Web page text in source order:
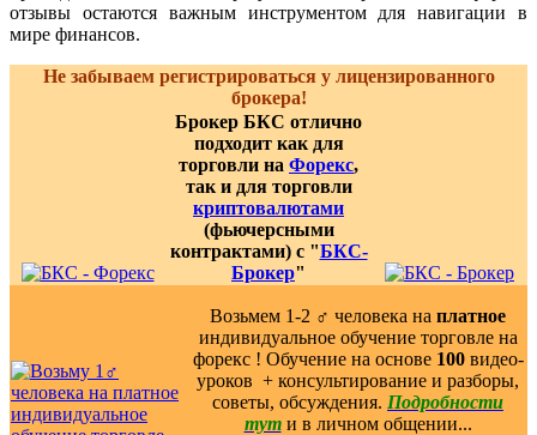
отзывы остаются важным инструментом для навигации в
мире финансов.
Не забываем регистрироваться у лицензированного
брокера!
Брокер БКС отлично
подходит как для
торговли на Форекс,
так и для торговли
криптовалютами
(фьючерсными
контрактами) с "БКС-
Брокер"
Возьмем 1-2 ‍♂️ человека на платное
индивидуальное обучение торговле на
форекс ! Обучение на основе 100видео-
уроков ️ + консультирование и разборы,
советы, обсуждения. Подробности
тут и в личном общении...